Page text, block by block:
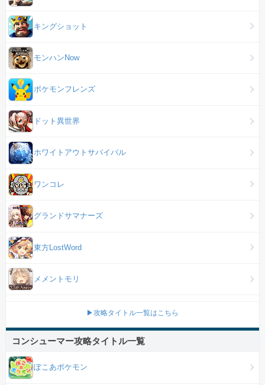
キングショット
モンハンNow
ポケモンフレンズ
ドット異世界
ホワイトアウトサバイバル
ワンコレ
グランドサマナーズ
東方LostWord
メメントモリ
▶攻略タイトル一覧はこちら
コンシューマー攻略タイトル一覧
ぽこあポケモン